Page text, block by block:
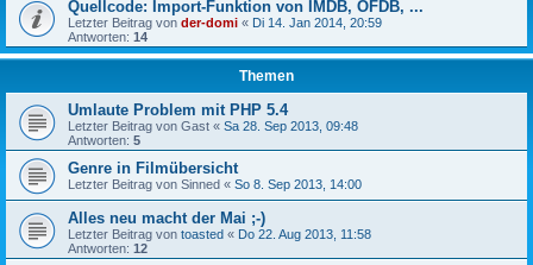
Quellcode: Import-Funktion von IMDB, OFDB, ...
Letzter Beitrag von der-domi « Di 14. Jan 2014, 20:59
Antworten: 14
Themen
Umlaute Problem mit PHP 5.4
Letzter Beitrag von Gast « Sa 28. Sep 2013, 09:48
Antworten: 5
Genre in Filmübersicht
Letzter Beitrag von Sinned « So 8. Sep 2013, 14:00
Alles neu macht der Mai ;-)
Letzter Beitrag von toasted « Do 22. Aug 2013, 11:58
Antworten: 12